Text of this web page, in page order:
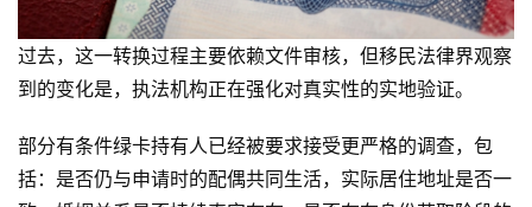
过去，这一转换过程主要依赖文件审核，但移民法律界观察
到的变化是，执法机构正在强化对真实性的实地验证。
部分有条件绿卡持有人已经被要求接受更严格的调查，包
括：是否仍与申请时的配偶共同生活，实际居住地址是否一